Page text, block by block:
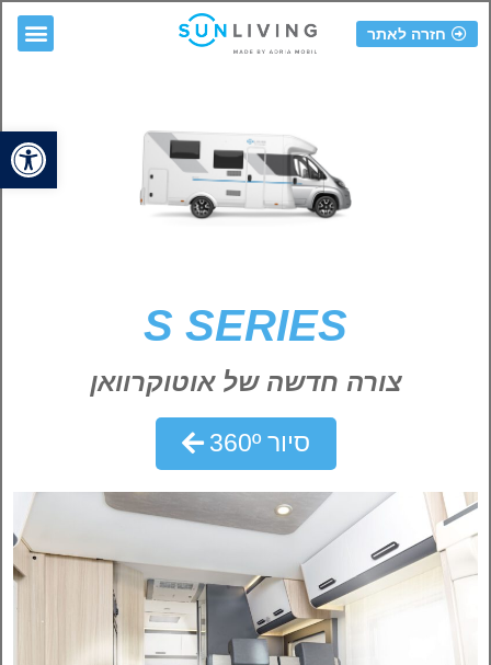
חזרה לאתר
S SERIES
צורה חדשה של אוטוקרוואן
סיור 360º